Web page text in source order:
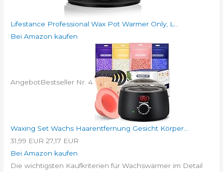
Lifestance Professional Wax Pot Warmer Only, L...
Bei Amazon kaufen
AngebotBestseller Nr. 4
Waxing Set Wachs Haarentfernung Gesicht Körper...
31,99 EUR 27,17 EUR
Bei Amazon kaufen
Die wichtigsten Kaufkriterien für Wachswärmer im Detail